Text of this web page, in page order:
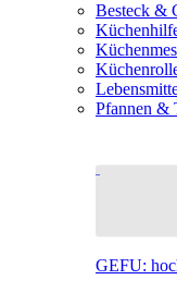
Besteck &
Pfannen &
GEFU: